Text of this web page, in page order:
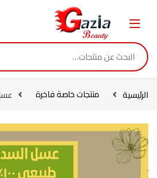
البحث عن:
الرئيسية منتجات خاصة فاخرة